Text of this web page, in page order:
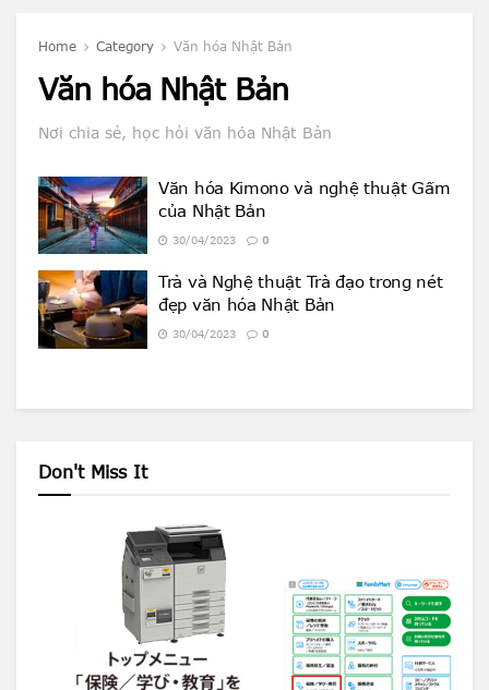
Home Category Văn hóa Nhật Bản
Văn hóa Nhật Bản
Nơi chia sẻ, học hỏi văn hóa Nhật Bản
Văn hóa Kimono và nghệ thuật Gấm
của Nhật Bản
30/04/2023 0
Trà và Nghệ thuật Trà đạo trong nét
đẹp văn hóa Nhật Bản
30/04/2023 0
Don't Miss It